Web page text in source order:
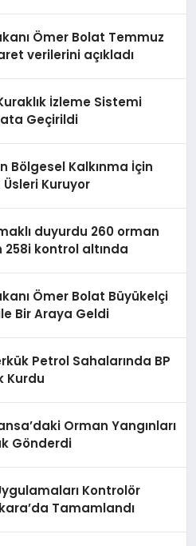
Ömer Bolat Temmuz
verilerini açıkladı
İzleme Sistemi
Geçirildi
Bölgesel Kalkınma İçin
Üsleri Kuruyor
duyurdu 260 orman
258i kontrol altında
Ömer Bolat Büyükelçi
Bir Araya Geldi
Petrol Sahalarında BP
Kurdu
Orman Yangınları
Gönderdi
Kontrolör
Tamamlandı